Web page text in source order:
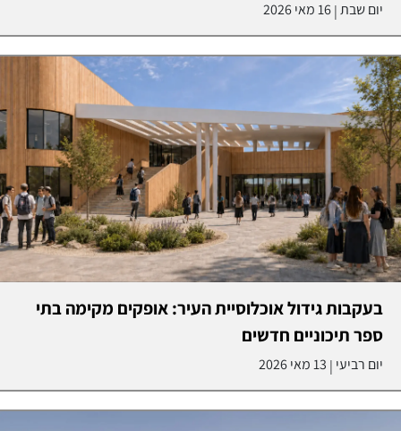
יום שבת|16 מאי 2026
בעקבות גידול אוכלוסיית העיר: אופקים מקימה בתי
ספר תיכוניים חדשים
יום רביעי | 13 מאי 2026